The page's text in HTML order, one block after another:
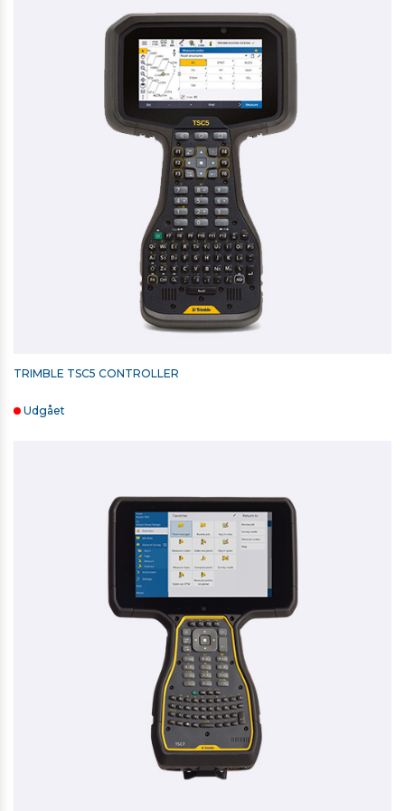
Med Trimble Xfill kan du holde din nøjagtighed, selvom
du mister internetforbindelsen
Op til 5,5 timer på et batteri
Ultrahurtig Initialisering med HD GNSS
Indbygget GPRS-modem, radio-modem og WiFi
403-473 MHz Radio
SECO 2-DELT KULFIBERSTOK 2M - 0,86 KG
3.704,00 kr. ekskl. moms
SECO TELESKOPSTOK, KULFIBER, 2M - 0,73 KG
3.046,00 kr. ekskl. moms
TRIMBLE TSC5 CONTROLLER
Udgået